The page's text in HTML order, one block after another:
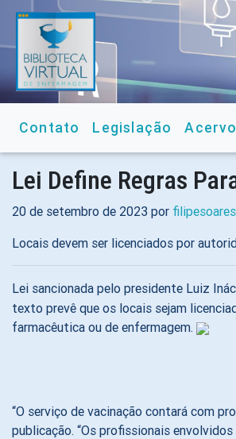
Contato Legislação
Lei Define Regras
20 de setembro de 2023 por filipesoares
Locais devem ser licenciados por
Lei sancionada pelo presidente Luiz
texto prevê que os locais sejam
farmacêutica ou de enfermagem.
“O serviço de vacinação contará com
publicação. “Os profissionais